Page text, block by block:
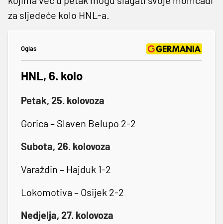
za sljedeće kolo HNL-a.
Oglas
HNL, 6. kolo
Petak, 25. kolovoza
Gorica – Slaven Belupo 2-2
Subota, 26. kolovoza
Varaždin – Hajduk 1-2
Lokomotiva – Osijek 2-2
Nedjelja, 27. kolovoza